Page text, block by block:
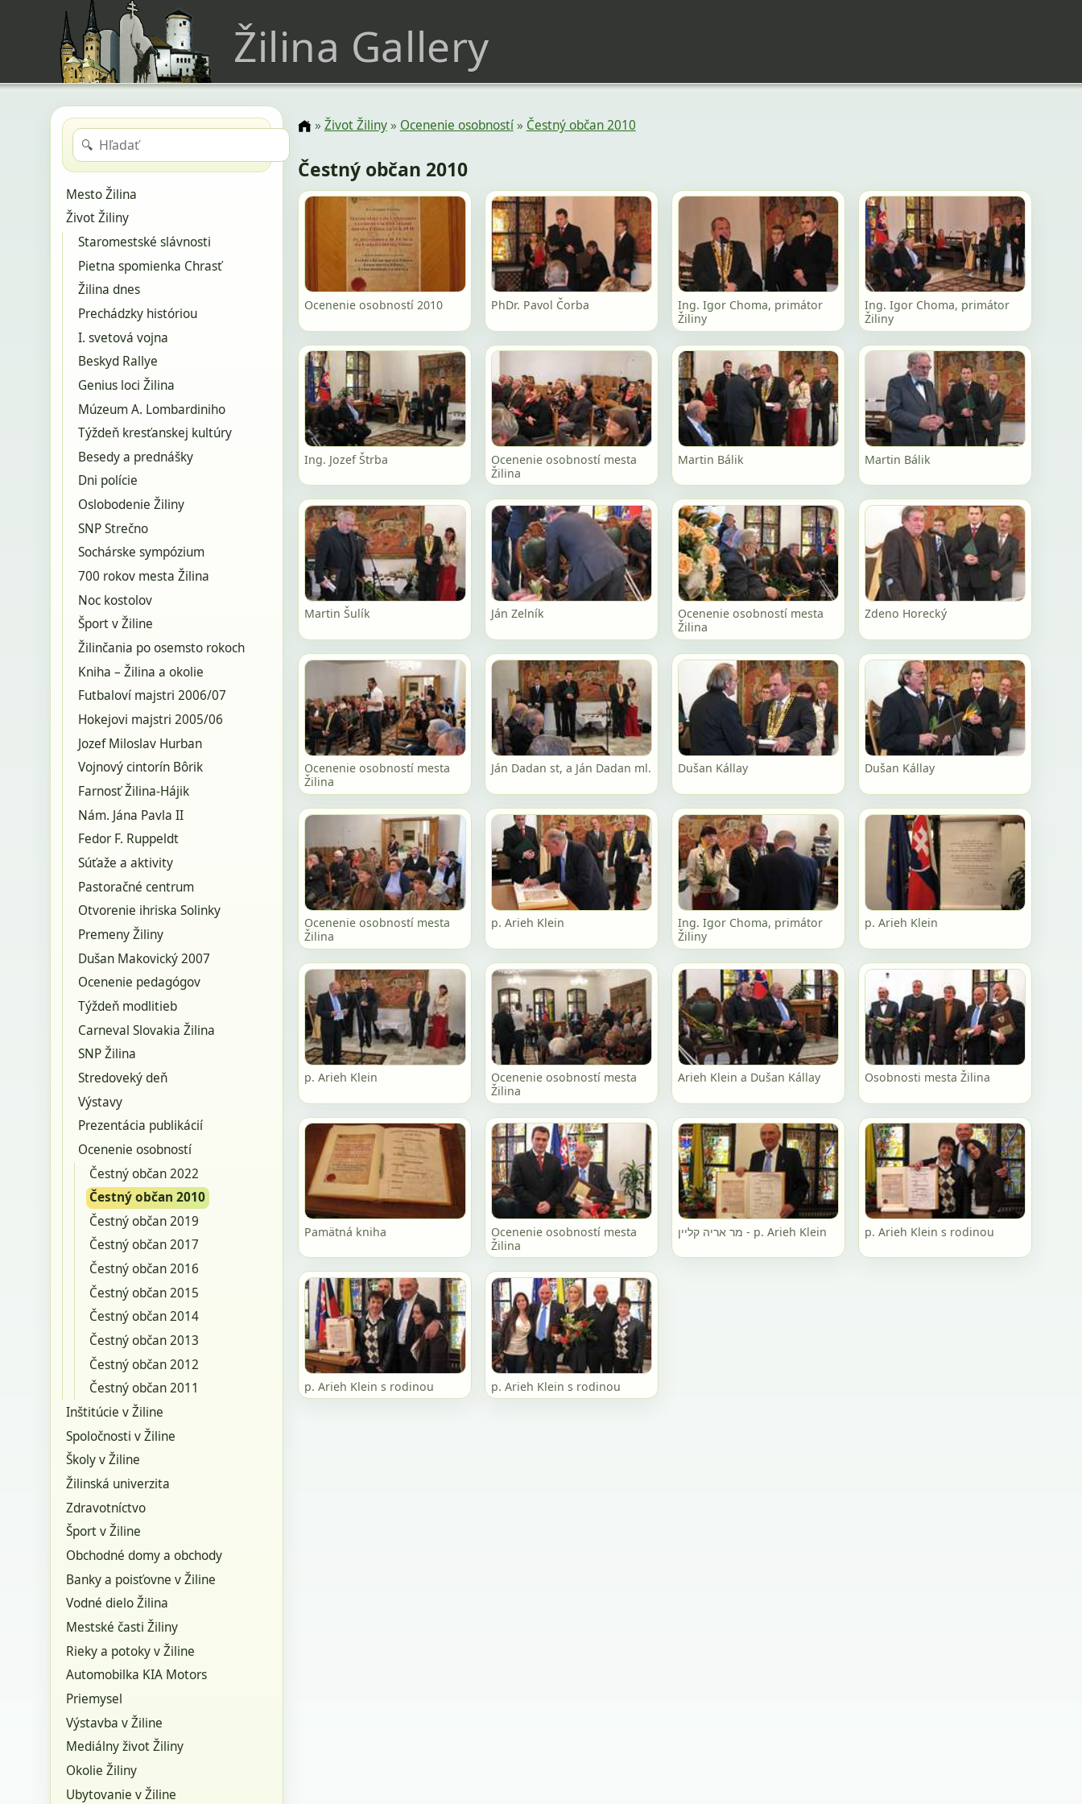
Žilina Gallery
🔍
Mesto Žilina
Život Žiliny
Staromestské slávnosti
Pietna spomienka Chrasť
Žilina dnes
Prechádzky históriou
I. svetová vojna
Beskyd Rallye
Genius loci Žilina
Múzeum A. Lombardiniho
Týždeň kresťanskej kultúry
Besedy a prednášky
Dni polície
Oslobodenie Žiliny
SNP Strečno
Sochárske sympózium
700 rokov mesta Žilina
Noc kostolov
Šport v Žiline
Žilinčania po osemsto rokoch
Kniha – Žilina a okolie
Futbaloví majstri 2006/07
Hokejovi majstri 2005/06
Jozef Miloslav Hurban
Vojnový cintorín Bôrik
Farnosť Žilina-Hájik
Nám. Jána Pavla II
Fedor F. Ruppeldt
Súťaže a aktivity
Pastoračné centrum
Otvorenie ihriska Solinky
Premeny Žiliny
Dušan Makovický 2007
Ocenenie pedagógov
Týždeň modlitieb
Carneval Slovakia Žilina
SNP Žilina
Stredoveký deň
Výstavy
Prezentácia publikácií
Ocenenie osobností
Čestný občan 2022
Čestný občan 2010
Čestný občan 2019
Čestný občan 2017
Čestný občan 2016
Čestný občan 2015
Čestný občan 2014
Čestný občan 2013
Čestný občan 2012
Čestný občan 2011
Inštitúcie v Žiline
Spoločnosti v Žiline
Školy v Žiline
Žilinská univerzita
Zdravotníctvo
Šport v Žiline
Obchodné domy a obchody
Banky a poisťovne v Žiline
Vodné dielo Žilina
Mestské časti Žiliny
Rieky a potoky v Žiline
Automobilka KIA Motors
Priemysel
Výstavba v Žiline
Mediálny život Žiliny
Okolie Žiliny
Ubytovanie v Žiline
» Život Žiliny» Ocenenie osobností» Čestný občan 2010
Čestný občan 2010
Ocenenie osobností 2010 PhDr. Pavol Čorba
Ing. Igor Choma, primátor
Žiliny
Ing. Igor Choma, primátor
Žiliny
Ing. Jozef Štrba
Ocenenie osobností mesta
Žilina
Martin Bálik Martin Bálik
Martin Šulík Ján Zelník
Ocenenie osobností mesta
Žilina
Zdeno Horecký
Ocenenie osobností mesta
Žilina
Ján Dadan st, a Ján Dadan ml. Dušan Kállay Dušan Kállay
Ocenenie osobností mesta
Žilina
p. Arieh Klein
Ing. Igor Choma, primátor
Žiliny
p. Arieh Klein
p. Arieh Klein
Ocenenie osobností mesta
Žilina
Arieh Klein a Dušan Kállay Osobnosti mesta Žilina
Pamätná kniha
Ocenenie osobností mesta
Žilina
מר אריה קליין - p. Arieh Klein p. Arieh Klein s rodinou
p. Arieh Klein s rodinou p. Arieh Klein s rodinou